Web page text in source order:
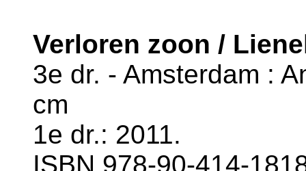
Verloren zoon /
3e dr. - Amsterdam :
cm
1e dr.: 2011.
ISBN 978-90-414-